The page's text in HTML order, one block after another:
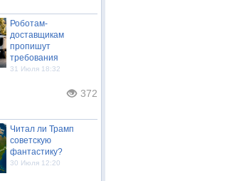
Роботам-
доставщикам
пропишут
требования
31 Июля 18:32
372
Читал ли Трамп
советскую
фантастику?
30 Июля 12:20